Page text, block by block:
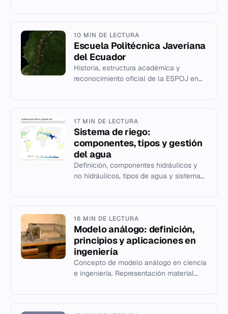
10 MIN DE LECTURA
Escuela Politécnica Javeriana
del Ecuador
Historia, estructura académica y
reconocimiento oficial de la ESPOJ en
17 MIN DE LECTURA
Sistema de riego:
componentes, tipos y gestión
del agua
Definición, componentes hidráulicos y
no hidráulicos, tipos de agua y sistemas
16 MIN DE LECTURA
Modelo análogo: definición,
principios y aplicaciones en
ingeniería
Concepto de modelo análogo en ciencia
e ingeniería. Representación material